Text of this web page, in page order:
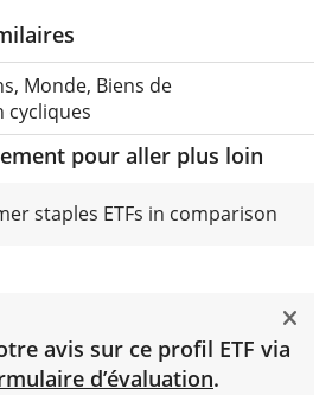
Monde, Biens de
cycliques
pour aller plus loin
staples ETFs in comparison
avis sur ce profil ETF via
d’évaluation.